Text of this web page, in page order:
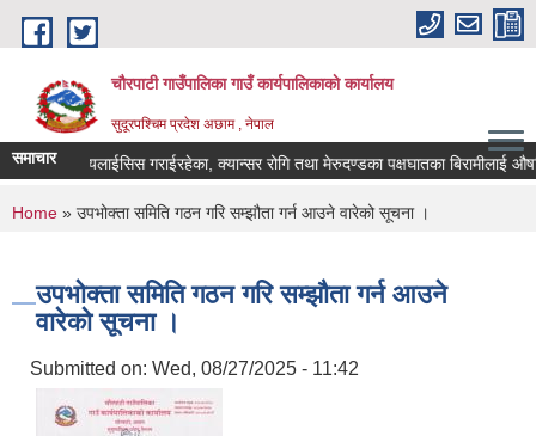
Skip to main content
चौरपाटी गाउँपालिका गाउँ कार्यपालिकाकाे कार्यालय
सुदूरपश्चिम प्रदेश अछाम , नेपाल
समाचार
गरेका, डायलाईसिस गराईरहेका, क्यान्सर रोगि तथा मेरुदण्डका पक्षघातका बिरामीलाई
You are here
Home » उपभोक्ता समिति गठन गरि सम्झौता गर्न आउने वारेको सूचना ।
उपभोक्ता समिति गठन गरि सम्झौता गर्न आउने
वारेको सूचना ।
Submitted on: Wed, 08/27/2025 - 11:42